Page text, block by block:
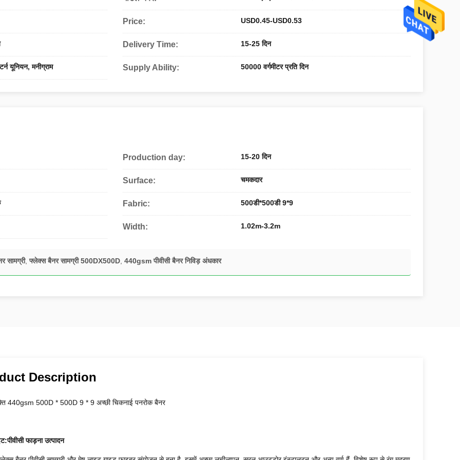
Price: USD0.45-USD0.53
Delivery Time: 15-25 दिन
यूनियन, मनीग्राम Supply Ability: 50000 वर्गमीटर प्रति दिन
Production day: 15-20 दिन
Surface: चमकदार
Fabric: 500डी*500डी 9*9
Width: 1.02m-3.2m
सामग्री,फ्लेक्स बैनर सामग्री 500DX500D 440gsm पीवीसी बैनर निविड़ अंधकार
Description
440gsm 500D * 500D 9 * 9 अच्छी चिकनाई पनरोक बैनर
:पीवीसी फाड़ना उत्पादन